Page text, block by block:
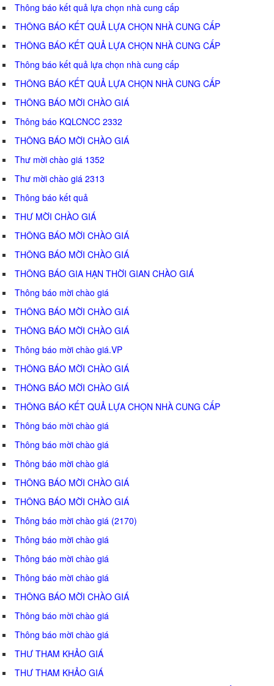
Thông báo kết quả lựa chọn nhà cung cấp
THÔNG BÁO KẾT QUẢ LỰA CHỌN NHÀ CUNG CẤP
THÔNG BÁO KẾT QUẢ LỰA CHỌN NHÀ CUNG CẤP
Thông báo kết quả lựa chọn nhà cung cấp
THÔNG BÁO KẾT QUẢ LỰA CHỌN NHÀ CUNG CẤP
THÔNG BÁO MỜI CHÀO GIÁ
Thông báo KQLCNCC 2332
THÔNG BÁO MỜI CHÀO GIÁ
Thư mời chào giá 1352
Thư mời chào giá 2313
Thông báo kết quả
THƯ MỜI CHÀO GIÁ
THÔNG BÁO MỜI CHÀO GIÁ
THÔNG BÁO MỜI CHÀO GIÁ
THÔNG BÁO GIA HẠN THỜI GIAN CHÀO GIÁ
Thông báo mời chào giá
THÔNG BÁO MỜI CHÀO GIÁ
THÔNG BÁO MỜI CHÀO GIÁ
Thông báo mời chào giá.VP
THÔNG BÁO MỜI CHÀO GIÁ
THÔNG BÁO MỜI CHÀO GIÁ
THÔNG BÁO KẾT QUẢ LỰA CHỌN NHÀ CUNG CẤP
Thông báo mời chào giá
Thông báo mời chào giá
Thông báo mời chào giá
THÔNG BÁO MỜI CHÀO GIÁ
THÔNG BÁO MỜI CHÀO GIÁ
Thông báo mời chào giá (2170)
Thông báo mời chào giá
Thông báo mời chào giá
Thông báo mời chào giá
THÔNG BÁO MỜI CHÀO GIÁ
Thông báo mời chào giá
Thông báo mời chào giá
THƯ THAM KHẢO GIÁ
THƯ THAM KHẢO GIÁ